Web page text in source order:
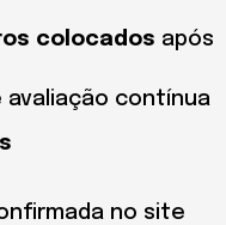
colocados após
avaliação contínua
no site